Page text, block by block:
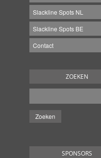
Slackline Spots NL
Slackline Spots BE
Contact
ZOEKEN
SPONSORS